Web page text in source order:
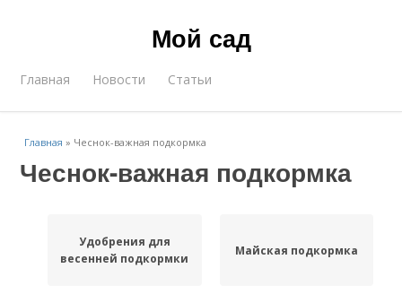
Мой сад
Главная Новости Статьи
Главная » Чеснок-важная подкормка
Чеснок-важная подкормка
Удобрения для
весенней подкормки
Майская подкормка